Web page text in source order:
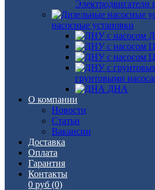
Электродвигатели
насосные установки
грунтовыми
ДНА
О компании
Новости
Статьи
Вакансии
Доставка
Оплата
Гарантия
Контакты
0 руб (0)